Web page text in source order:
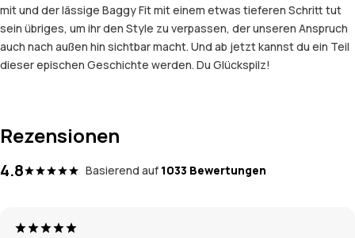
mit und der lässige Baggy Fit mit einem etwas tieferen Schritt tut
sein übriges, um ihr den Style zu verpassen, der unseren Anspruch
auch nach außen hin sichtbar macht. Und ab jetzt kannst du ein Teil
dieser epischen Geschichte werden. Du Glückspilz!
Rezensionen
4.8 Basierend auf 1033 Bewertungen